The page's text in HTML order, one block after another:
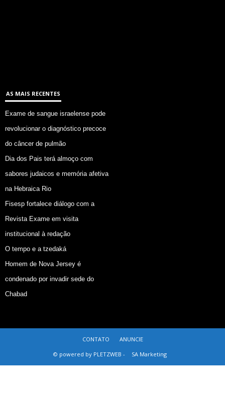
AS MAIS RECENTES
Exame de sangue israelense pode
revolucionar o diagnóstico precoce
do câncer de pulmão
Dia dos Pais terá almoço com
sabores judaicos e memória afetiva
na Hebraica Rio
Fisesp fortalece diálogo com a
Revista Exame em visita
institucional à redação
O tempo e a tzedaká
Homem de Nova Jersey é
condenado por invadir sede do
Chabad
CONTATO
ANUNCIE
© powered by PLETZWEB -
SA Marketing